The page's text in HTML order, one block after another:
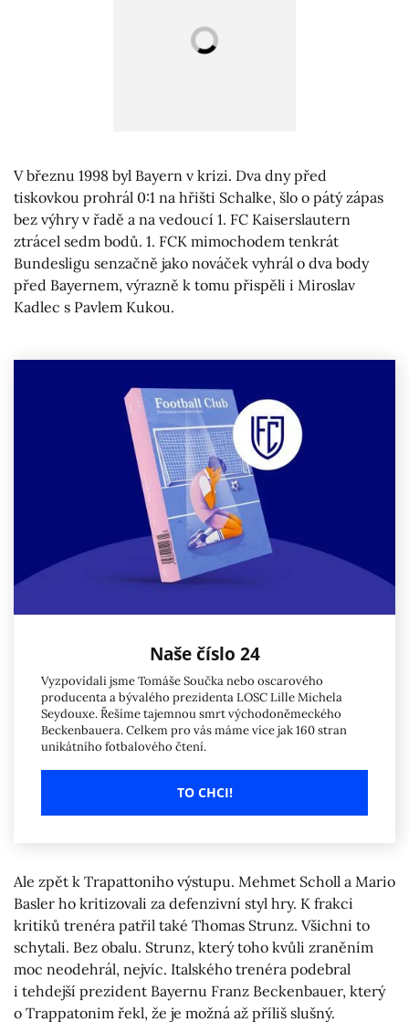
V březnu 1998 byl Bayern v krizi. Dva dny před
tiskovkou prohrál 0:1 na hřišti Schalke, šlo o pátý zápas
bez výhry v řadě a na vedoucí 1. FC Kaiserslautern
ztrácel sedm bodů. 1. FCK mimochodem tenkrát
Bundesligu senzačně jako nováček vyhrál o dva body
před Bayernem, výrazně k tomu přispěli i Miroslav
Kadlec s Pavlem Kukou.
Naše číslo 24
Vyzpovídali jsme Tomáše Součka nebo oscarového
producenta a bývalého prezidenta LOSC Lille Michela
Seydouxe. Řešíme tajemnou smrt východoněmeckého
Beckenbauera. Celkem pro vás máme více jak 160 stran
unikátního fotbalového čtení.
TO CHCI!
Ale zpět k Trapattoniho výstupu. Mehmet Scholl a Mario
Basler ho kritizovali za defenzivní styl hry. K frakci
kritiků trenéra patřil také Thomas Strunz. Všichni to
schytali. Bez obalu. Strunz, který toho kvůli zraněním
moc neodehrál, nejvíc. Italského trenéra podebral
i tehdejší prezident Bayernu Franz Beckenbauer, který
o Trappatonim řekl, že je možná až příliš slušný.